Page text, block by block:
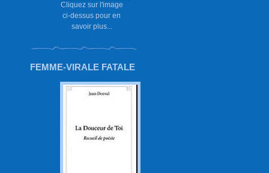
Cliquez sur l'image
ci-dessus pour en
savoir plus...
FEMME-VIRALE FATALE